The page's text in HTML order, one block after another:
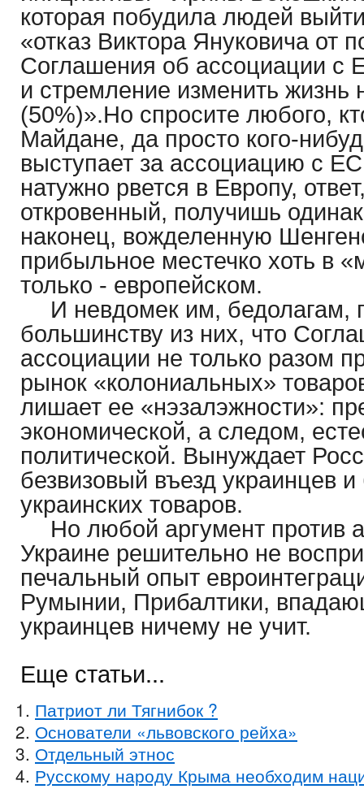
которая побудила людей
«отказ Виктора Януковича от
Соглашения об ассоциации с
и стремление изменить жизнь
(50%)».Но спросите любого,
Майдане, да просто кого-
выступает за ассоциацию с
натужно рвется в Европу,
откровенный, получишь
наконец, вожделенную
прибыльное местечко хоть в
только - европейском.
И невдомек им, бедолагам,
большинству из них, что
ассоциации не только разом
рынок «колониальных»
лишает ее «нэзалэжности»:
экономической, а следом,
политической. Вынуждает
безвизовый въезд украинцев
украинских товаров.
Но любой аргумент против
Украине решительно не
печальный опыт
Румынии, Прибалтики,
украинцев ничему не учит.
Еще статьи...
Патриот ли Тягнибок ?
Основатели «львовского рейха»
Отдельный этнос
Русскому народу Крыма необходим